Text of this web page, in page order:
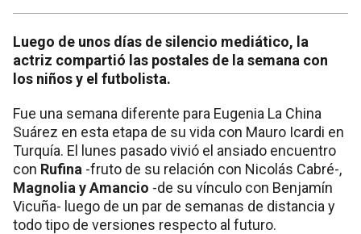
Luego de unos días de silencio mediático, la
actriz compartió las postales de la semana con
los niños y el futbolista.
Fue una semana diferente para Eugenia La China
Suárez en esta etapa de su vida con Mauro Icardi en
Turquía. El lunes pasado vivió el ansiado encuentro
con Rufina -fruto de su relación con Nicolás Cabré-,
Magnolia y Amancio -de su vínculo con Benjamín
Vicuña- luego de un par de semanas de distancia y
todo tipo de versiones respecto al futuro.